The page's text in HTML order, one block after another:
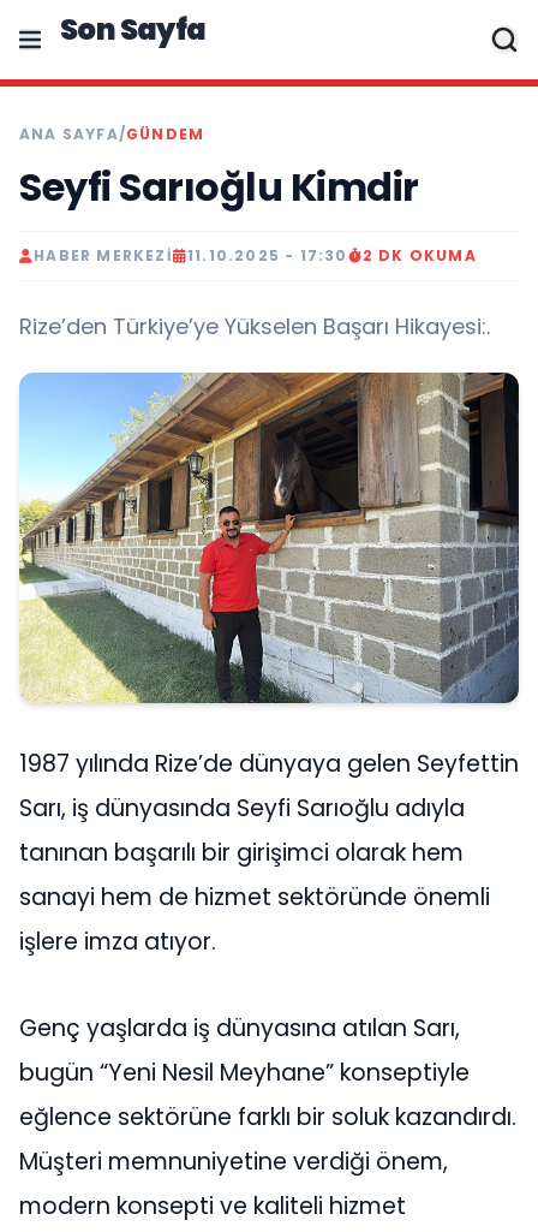
Son Sayfa
ANA SAYFA/GÜNDEM
Seyfi Sarıoğlu Kimdir
HABER MERKEZI 11.10.2025 - 17:30 2 DK OKUMA
Rize’den Türkiye’ye Yükselen Başarı Hikayesi:.
1987 yılında Rize’de dünyaya gelen Seyfettin
Sarı, iş dünyasında Seyfi Sarıoğlu adıyla
tanınan başarılı bir girişimci olarak hem
sanayi hem de hizmet sektöründe önemli
işlere imza atıyor.
Genç yaşlarda iş dünyasına atılan Sarı,
bugün “Yeni Nesil Meyhane” konseptiyle
eğlence sektörüne farklı bir soluk kazandırdı.
Müşteri memnuniyetine verdiği önem,
modern konsepti ve kaliteli hizmet